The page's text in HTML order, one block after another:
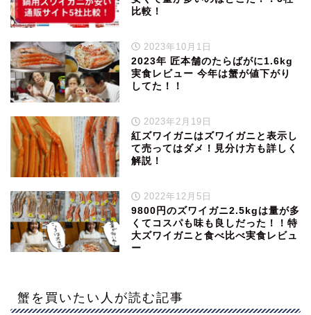
比較！
2023年10月1日
2023年 匠本舗のたらばがに1.6kg
実食レビュー 今年は蟹が値下がり
してた！！
2023年2月19日
紅ズワイガニはズワイガニと表示し
て売ってはダメ！見分け方も詳しく
解説！
2022年12月5日
9800円のズワイガニ2.5kgは量が多
くてコスパも味も良しだった！！特
大ズワイガニと食べ比べ実食レビュ
ー
蟹を買いたい人が読む記事